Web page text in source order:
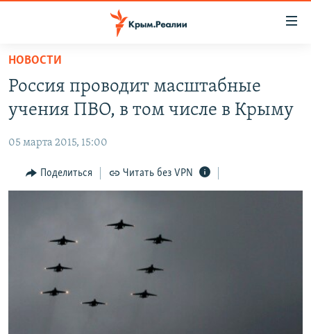
Вернуться
основному
содержанию
Вернутся
навигации
Вернутся
СПЕЦПРОЕКТЫ
КАРТА ВОЕННЫХ ОБЪЕКТОВ КРЫМА
11 ЛЕТ ОККУПАЦИИ КРЫМА. 11 ИСТОРИЙ СОПРОТИВЛЕНИЯ
ИСТОРИЯ
ЕЩЕ
ТЕЛЕПРОЕКТ КРЫМ.РЕАЛИИ
СОВЕТЫ ПРАВОЗАЩИТНИКОВ
ПРОПАВШИЕ БЕЗ ВЕСТИ
КАК ОБОЙТИ БЛОКИРОВКУ
Українською
Qırımtatar
НОВОСТИ
Россия проводит масштабные
учения ПВО, в том числе в Крыму
05 марта 2015, 15:00
Поделиться Читать без VPN